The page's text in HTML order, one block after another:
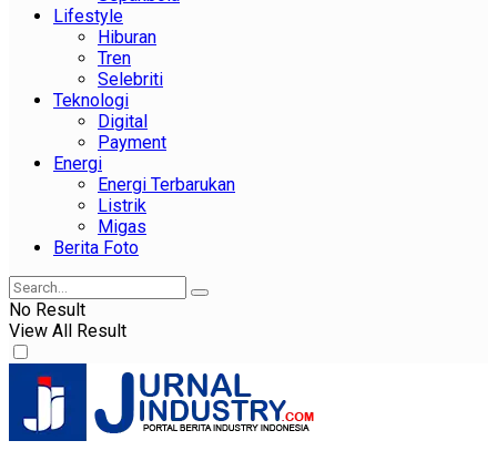
Lifestyle
Hiburan
Tren
Selebriti
Teknologi
Digital
Payment
Energi
Energi Terbarukan
Listrik
Migas
Berita Foto
No Result
View All Result